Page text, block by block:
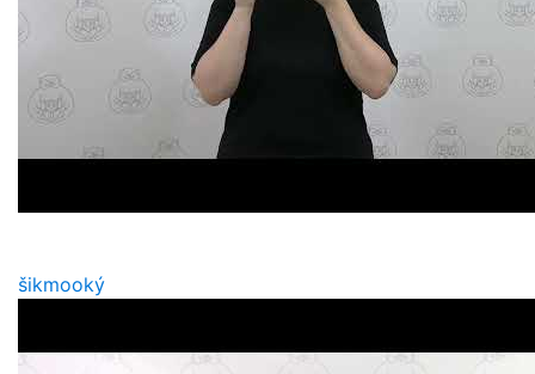
šikmooký